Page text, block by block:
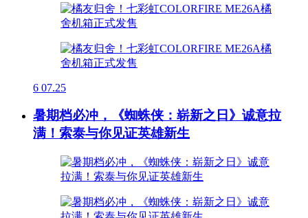
6 07.25
暑期档必冲，《蜘蛛侠：崭新之日》诚意拉
满！索泰与你见证英雄新生